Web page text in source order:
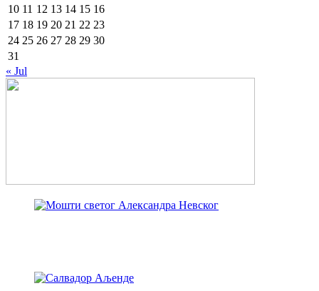
10 11 12 13 14 15 16
17 18 19 20 21 22 23
24 25 26 27 28 29 30
31
« Jul